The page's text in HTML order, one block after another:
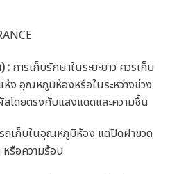
: การเก็บรักษาในระยะยาว ควรเก็บ
ง อุณหภูมิห้องหรือในระหว่างช่วง
โดยตรงกับแสงแดดและความชื้น
ถเก็บในอุณหภูมิห้อง แต่ปิดฝาขวด
รือความร้อน